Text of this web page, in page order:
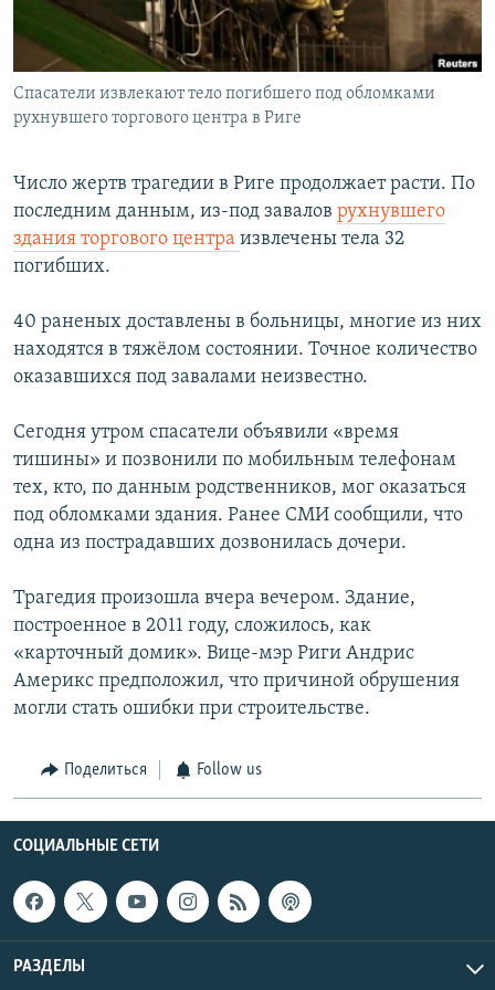
Հայերեն
English
Русский
Все сайты Радио Азатутюн
Спасатели извлекают тело погибшего под обломками
рухнувшего торгового центра в Риге
Число жертв трагедии в Риге продолжает расти. По
последним данным, из-под завалов рухнувшего
здания торгового центра извлечены тела 32
погибших.
40 раненых доставлены в больницы, многие из них
находятся в тяжёлом состоянии. Точное количество
оказавшихся под завалами неизвестно.
Сегодня утром спасатели объявили «время
тишины» и позвонили по мобильным телефонам
тех, кто, по данным родственников, мог оказаться
под обломками здания. Ранее СМИ сообщили, что
одна из пострадавших дозвонилась дочери.
Трагедия произошла вчера вечером. Здание,
построенное в 2011 году, сложилось, как
«карточный домик». Вице-мэр Риги Андрис
Америкс предположил, что причиной обрушения
могли стать ошибки при строительстве.
Поделиться Follow us
СОЦИАЛЬНЫЕ СЕТИ
РАЗДЕЛЫ